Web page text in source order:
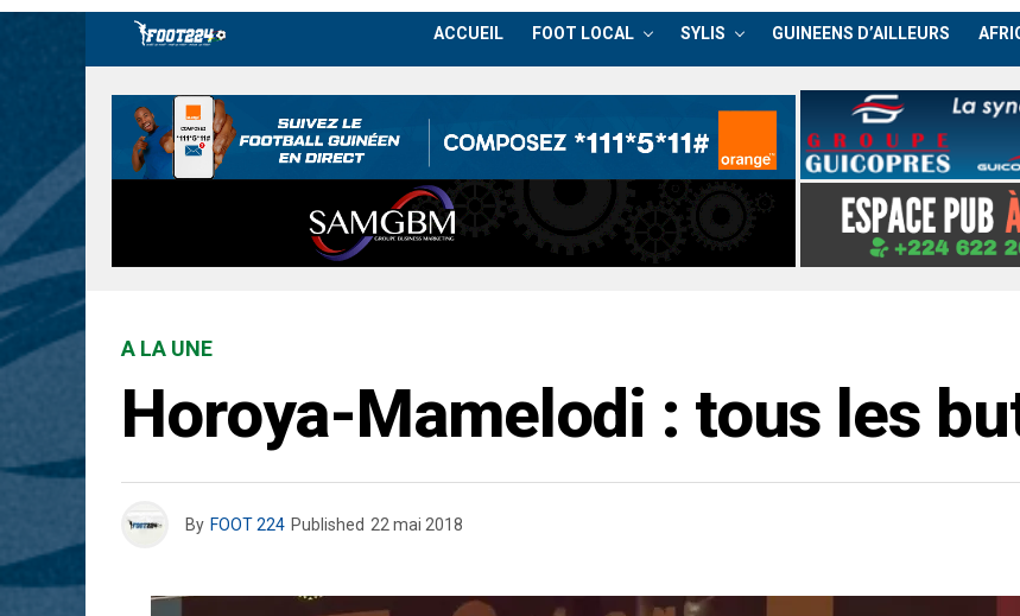
ACCUEIL FOOT LOCAL SYLIS GUINEENS D’AILLEURS
A LA UNE
Horoya-Mamelodi : tous les
By FOOT 224 Published 22 mai 2018